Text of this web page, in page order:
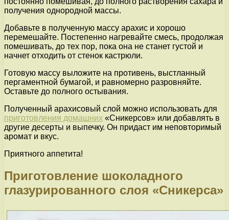
получения однородной массы.
Добавьте в полученную массу арахис и хорошо
перемешайте. Постепенно нагревайте смесь, продолжая
помешивать, до тех пор, пока она не станет густой и
начнет отходить от стенок кастрюли.
Готовую массу выложите на противень, выстланный
пергаментной бумагой, и равномерно разровняйте.
Оставьте до полного остывания.
Полученный арахисовый слой можно использовать для
приготовления домашних «Сникерсов» или добавлять в
другие десерты и выпечку. Он придаст им неповторимый
аромат и вкус.
Приятного аппетита!
Приготовление шоколадного
глазурированного слоя «Сникерса»